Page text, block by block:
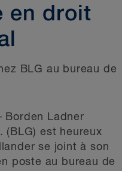
en droit
BLG au bureau de
Borden Ladner
(BLG) est heureux
se joint à son
poste au bureau de